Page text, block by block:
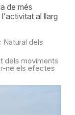
de més
al llarg
Natural dels
dels moviments
ne els efectes